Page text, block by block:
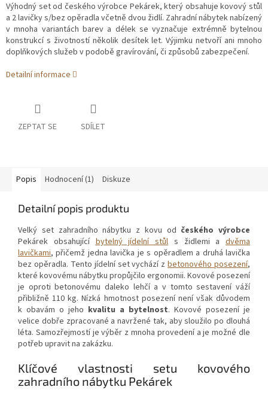
Výhodný set od českého výrobce Pekárek, který obsahuje kovový stůl
a 2 lavičky s/bez opěradla včetně dvou židlí. Zahradní nábytek nabízený
v mnoha variantách barev a délek se vyznačuje extrémně bytelnou
konstrukcí s životností několik desítek let. Výjimku netvoří ani mnoho
doplňkových služeb v podobě gravírování, či způsobů zabezpečení.
Detailní informace
ZEPTAT SE SDÍLET
Popis Hodnocení (1) Diskuze
Detailní popis produktu
Velký set zahradního nábytku z kovu od českého výrobce
Pekárek obsahujícíbytelný jídelní stůl s židlemi a dvěma
lavičkami, přičemž jedna lavička je s opěradlem a druhá lavička
bez opěradla. Tento jídelní set vychází zbetonového posezení,
které kovovému nábytku propůjčilo ergonomii. Kovové posezení
je oproti betonovému daleko lehčí a v tomto sestavení váží
přibližně 110 kg. Nízká hmotnost posezení není však důvodem
k obavám o jeho kvalitu a bytelnost. Kovové posezení je
velice dobře zpracované a navržené tak, aby sloužilo po dlouhá
léta. Samozřejmostí je výběr z mnoha provedení a je možné dle
potřeb upravit na zakázku.
Klíčové vlastnosti setu kovového
zahradního nábytku Pekárek